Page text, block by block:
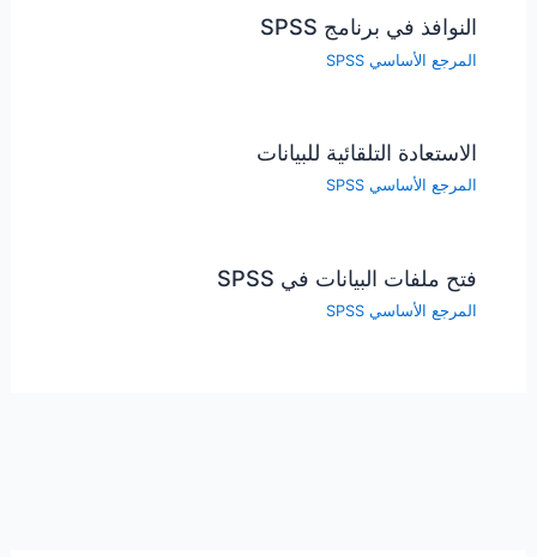
النوافذ في برنامج SPSS
المرجع الأساسي SPSS
الاستعادة التلقائية للبيانات
المرجع الأساسي SPSS
فتح ملفات البيانات في SPSS
المرجع الأساسي SPSS